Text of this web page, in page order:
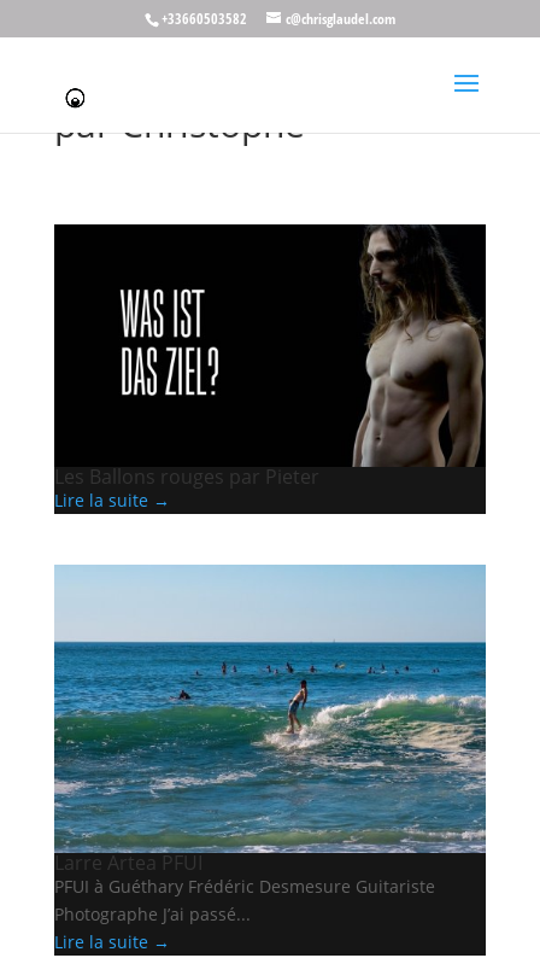
+33660503582 c@chrisglaudel.com
Articles publiés
par Christophe
Les Ballons rouges par Pieter
Lire la suite →
Larre Artea PFUI
PFUI à Guéthary Frédéric Desmesure Guitariste
Photographe J’ai passé...
Lire la suite →